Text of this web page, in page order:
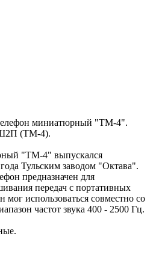
миниатюрный "ТМ-4".
Ш2П (ТМ-4).
"ТМ-4" выпускался
Тульским заводом "Октава".
предназначен для
передач с портативных
использоваться совместно со
частот звука 400 - 2500 Гц.